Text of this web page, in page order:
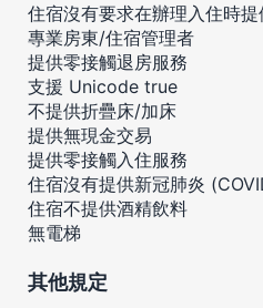
住宿沒有要求在辦理入住時
專業房東/住宿管理者
提供零接觸退房服務
支援 Unicode true
不提供折疊床/加床
提供無現金交易
提供零接觸入住服務
住宿沒有提供新冠肺炎
住宿不提供酒精飲料
無電梯
其他規定